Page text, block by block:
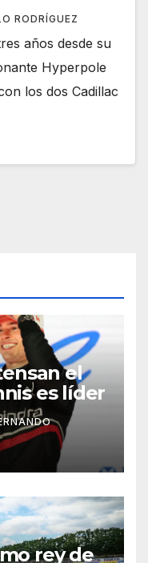
RODRÍGUEZ
años desde su
Hyperpole
los dos Cadillac
el
es líder
rey de